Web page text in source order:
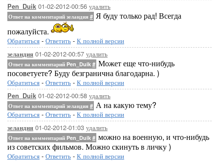
Pen_Duik 01-02-2012-00:56 удалить
Ответ на комментарий зеландия # Я буду только рад! Всегда
пожалуйста.
Обратиться - Ответить - К полной версии
зеландия 01-02-2012-00:57 удалить
Ответ на комментарий Pen_Duik # Может еще что-нибудь
посоветуете? Буду безгранична благодарна. )
Обратиться - Ответить - К полной версии
Pen_Duik 01-02-2012-00:58 удалить
Ответ на комментарий зеландия # А на какую тему?
Обратиться - Ответить - К полной версии
зеландия 01-02-2012-01:03 удалить
Ответ на комментарий Pen_Duik # можно на военную, и что-нибудь
из советских фильмов. Можно скинуть в личку )
Обратиться - Ответить - К полной версии